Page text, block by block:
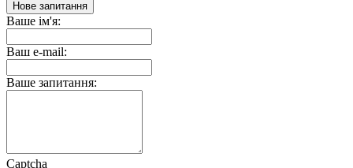
Нове запитання
Ваше ім'я:
Ваш e-mail:
Ваше запитання:
Captcha